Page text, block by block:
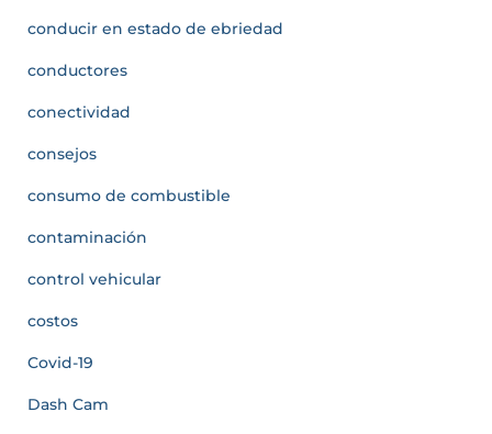
conducir en estado de ebriedad
conductores
conectividad
consejos
consumo de combustible
contaminación
control vehicular
costos
Covid-19
Dash Cam